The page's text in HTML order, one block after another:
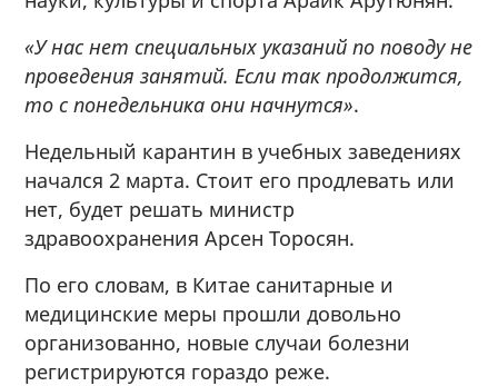
«У нас нет специальных указаний по поводу не
проведения занятий. Если так продолжится,
то с понедельника они начнутся».
Недельный карантин в учебных заведениях
начался 2 марта. Стоит его продлевать или
нет, будет решать министр
здравоохранения Арсен Торосян.
По его словам, в Китае санитарные и
медицинские меры прошли довольно
организованно, новые случаи болезни
регистрируются гораздо реже.